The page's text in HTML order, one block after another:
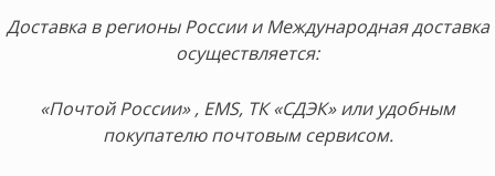
Доставка в регионы России и Международная доставка
осуществляется:
«Почтой России» , EMS, ТК «СДЭК» или удобным
покупателю почтовым сервисом.